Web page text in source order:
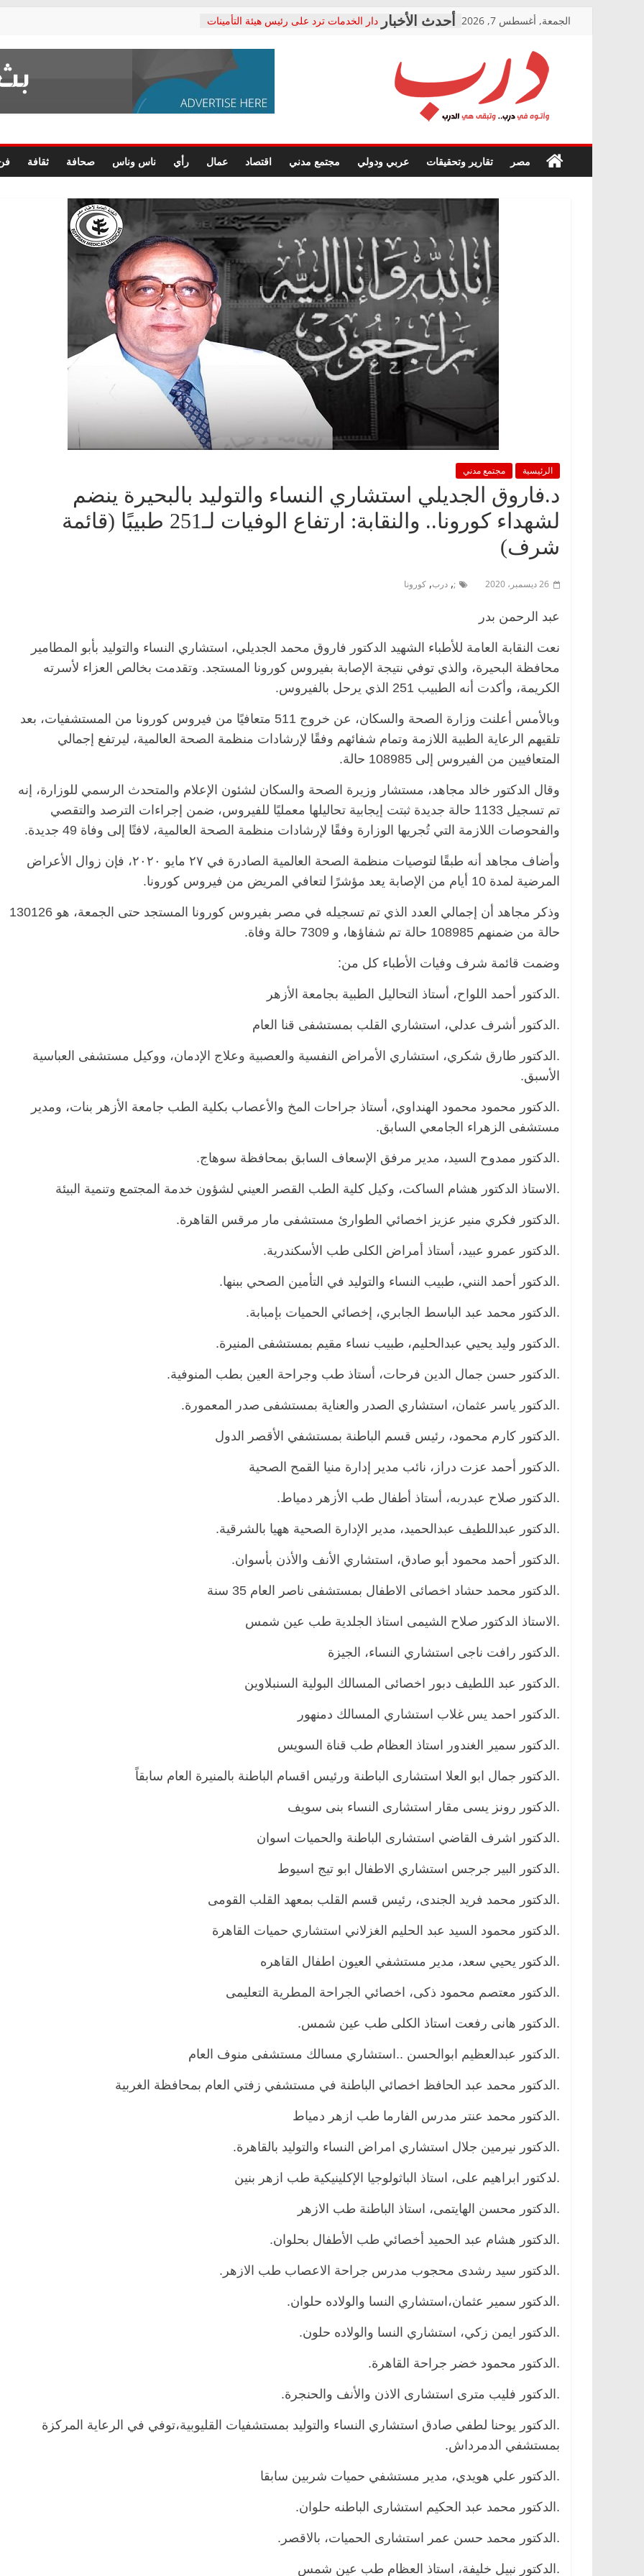
الجمعة, أغسطس 7, 2026
دار الخدمات ترد على رئيس هيئة التأمينات
معاناة أصحاب المعاشات.. ونطالب بكشف
فرحات سليمان يكتب: القطاع الصحي إلى
حزب التحالف الشعبي يطلق لجنة “الحق
صور .. اعتماد الرسومات النهائية للقرار
الوزاري لمدينة الصحفيين.. وانتهاء أعمال
إنشاء المبنى الإداري
متابعة قضية الدكتور محمد زهران.. ويؤكد:
قرينة البراءة وضمانات المحاكمة العادلة
حق أصيل
درب
في
درب..
مصر تقارير وتحقيقات عربي ودولي مجتمع مدني اقتصاد عمال رأي ناس وناس صحافة ثقافة
الرئيسية مجتمع مدني
د.فاروق الجديلي استشاري النساء والتوليد بالبحيرة ينضم
لشهداء كورونا.. والنقابة: ارتفاع الوفيات لـ251 طبيبًا (قائمة
شرف)
26 ديسمبر، 2020 ;
, درب, كورونا
عبد الرحمن بدر
نعت النقابة العامة للأطباء الشهيد الدكتور فاروق محمد الجديلي، استشاري النساء والتوليد بأبو المطامير
محافظة البحيرة، والذي توفي نتيجة الإصابة بفيروس كورونا المستجد. وتقدمت بخالص العزاء لأسرته
الكريمة، وأكدت أنه الطبيب 251 الذي يرحل بالفيروس.
وبالأمس أعلنت وزارة الصحة والسكان، عن خروج 511 متعافيًا من فيروس كورونا من المستشفيات، بعد
تلقيهم الرعاية الطبية اللازمة وتمام شفائهم وفقًا لإرشادات منظمة الصحة العالمية، ليرتفع إجمالي
المتعافيين من الفيروس إلى 108985 حالة.
وقال الدكتور خالد مجاهد، مستشار وزيرة الصحة والسكان لشئون الإعلام والمتحدث الرسمي للوزارة، إنه
تم تسجيل 1133 حالة جديدة ثبتت إيجابية تحاليلها معمليًا للفيروس، ضمن إجراءات الترصد والتقصي
والفحوصات اللازمة التي تُجريها الوزارة وفقًا لإرشادات منظمة الصحة العالمية، لافتًا إلى وفاة 49 جديدة.
وأضاف مجاهد أنه طبقًا لتوصيات منظمة الصحة العالمية الصادرة في ٢٧ مايو ٢٠٢٠، فإن زوال الأعراض
المرضية لمدة 10 أيام من الإصابة يعد مؤشرًا لتعافي المريض من فيروس كورونا.
وذكر مجاهد أن إجمالي العدد الذي تم تسجيله في مصر بفيروس كورونا المستجد حتى الجمعة، هو 130126
حالة من ضمنهم 108985 حالة تم شفاؤها، و 7309 حالة وفاة.
وضمت قائمة شرف وفيات الأطباء كل من:
.الدكتور أحمد اللواح، أستاذ التحاليل الطبية بجامعة الأزهر
.الدكتور أشرف عدلي، استشاري القلب بمستشفى قنا العام
.الدكتور طارق شكري، استشاري الأمراض النفسية والعصبية وعلاج الإدمان، ووكيل مستشفى العباسية
الأسبق.
.الدكتور محمود محمود الهنداوي، أستاذ جراحات المخ والأعصاب بكلية الطب جامعة الأزهر بنات، ومدير
مستشفى الزهراء الجامعي السابق.
.الدكتور ممدوح السيد، مدير مرفق الإسعاف السابق بمحافظة سوهاج.
.الاستاذ الدكتور هشام الساكت، وكيل كلية الطب القصر العيني لشؤون خدمة المجتمع وتنمية البيئة
.الدكتور فكري منير عزيز اخصائي الطوارئ مستشفى مار مرقس القاهرة.
.الدكتور عمرو عبيد، أستاذ أمراض الكلى طب الأسكندرية.
.الدكتور أحمد النني، طبيب النساء والتوليد في التأمين الصحي ببنها.
.الدكتور محمد عبد الباسط الجابري، إخصائي الحميات بإمبابة.
.الدكتور وليد يحيي عبدالحليم، طبيب نساء مقيم بمستشفى المنيرة.
.الدكتور حسن جمال الدين فرحات، أستاذ طب وجراحة العين بطب المنوفية.
.الدكتور ياسر عثمان، استشاري الصدر والعناية بمستشفى صدر المعمورة.
.الدكتور كارم محمود، رئيس قسم الباطنة بمستشفي الأقصر الدول
.الدكتور أحمد عزت دراز، نائب مدير إدارة منيا القمح الصحية
.الدكتور صلاح عبدربه، أستاذ أطفال طب الأزهر دمياط.
.الدكتور عبداللطيف عبدالحميد، مدير الإدارة الصحية ههيا بالشرقية.
.الدكتور أحمد محمود أبو صادق، استشاري الأنف والأذن بأسوان.
.الدكتور محمد حشاد اخصائى الاطفال بمستشفى ناصر العام 35 سنة
.الاستاذ الدكتور صلاح الشيمى استاذ الجلدية طب عين شمس
.الدكتور رافت ناجى استشاري النساء، الجيزة
.الدكتور عبد اللطيف دبور اخصائى المسالك البولية السنبلاوين
.الدكتور احمد يس غلاب استشاري المسالك دمنهور
.الدكتور سمير الغندور استاذ العظام طب قناة السويس
.الدكتور جمال ابو العلا استشارى الباطنة ورئيس اقسام الباطنة بالمنيرة العام سابقاً
.الدكتور رونز يسى مقار استشارى النساء بنى سويف
.الدكتور اشرف القاضي استشارى الباطنة والحميات اسوان
.الدكتور البير جرجس استشاري الاطفال ابو تيج اسيوط
.الدكتور محمد فريد الجندى، رئيس قسم القلب بمعهد القلب القومى
.الدكتور محمود السيد عبد الحليم الغزلاني استشاري حميات القاهرة
.الدكتور يحيي سعد، مدير مستشفي العيون اطفال القاهره
.الدكتور معتصم محمود ذكى، اخصائي الجراحة المطرية التعليمى
.الدكتور هانى رفعت استاذ الكلى طب عين شمس.
.الدكتور عبدالعظيم ابوالحسن ..استشاري مسالك مستشفى منوف العام
.الدكتور محمد عبد الحافظ اخصائي الباطنة في مستشفي زفتي العام بمحافظة الغربية
.الدكتور محمد عنتر مدرس الفارما طب ازهر دمياط
.الدكتور نيرمين جلال استشاري امراض النساء والتوليد بالقاهرة.
.لدكتور ابراهيم على، استاذ الباثولوجيا الإكلينيكية طب ازهر بنين
.الدكتور محسن الهايتمى، استاذ الباطنة طب الازهر
.الدكتور هشام عبد الحميد أخصائي طب الأطفال بحلوان.
.الدكتور سيد رشدى محجوب مدرس جراحة الاعصاب طب الازهر.
.الدكتور سمير عثمان،استشاري النسا والولاده حلوان.
.الدكتور ايمن زكي، استشاري النسا والولاده حلون.
.الدكتور محمود خضر جراحة القاهرة.
.الدكتور فليب مترى استشارى الاذن والأنف والحنجرة.
.الدكتور يوحنا لطفي صادق استشاري النساء والتوليد بمستشفيات القليوبية،توفي في الرعاية المركزة
بمستشفي الدمرداش.
.الدكتور علي هويدي، مدير مستشفي حميات شربين سابقا
.الدكتور محمد عبد الحكيم استشارى الباطنه حلوان.
.الدكتور محمد حسن عمر استشارى الحميات، بالاقصر.
.الدكتور نبيل خليفة، استاذ العظام طب عين شمس
حسين عبدالهادي فارس مقاومة
الخصخصة الذي دافع عن المال العام
21 فبراير، 2026
الرئيسية مصر ناس وناس
في ذكرى رحيله.. د. نور فرحات فقيه
قانوني دافع عن قضايا الوطن وانحاز
26 يناير، 2026
ناس وناس
د. عبدالخالق فاروق.. خبير اقتصادي
يحتفل بذكرى ميلاده وحيداً على أبواب